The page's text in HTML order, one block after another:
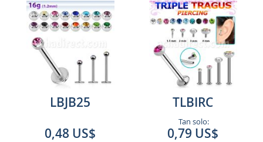
LBJB25
0,48 US$
TLBIRC
Tan solo:
0,79 US$